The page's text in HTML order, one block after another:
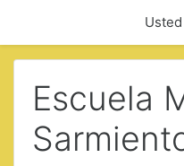
Escuela